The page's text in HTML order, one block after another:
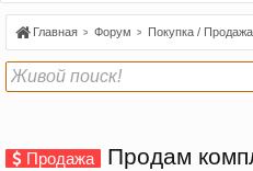
Главная Форум Покупка / Продажа
Продажа
Продам